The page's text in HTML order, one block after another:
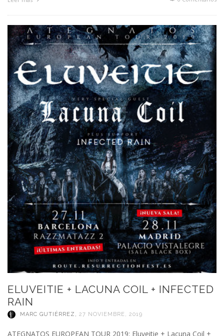
ELUVEITIE + LACUNA COIL + INFECTED
RAIN
MARC GUTIÉRREZ , 27 NOVIEMBRE, 2019
ATEGNATOS EUROPEAN TOUR 2019: Eluveitie + Lacuna Coil +